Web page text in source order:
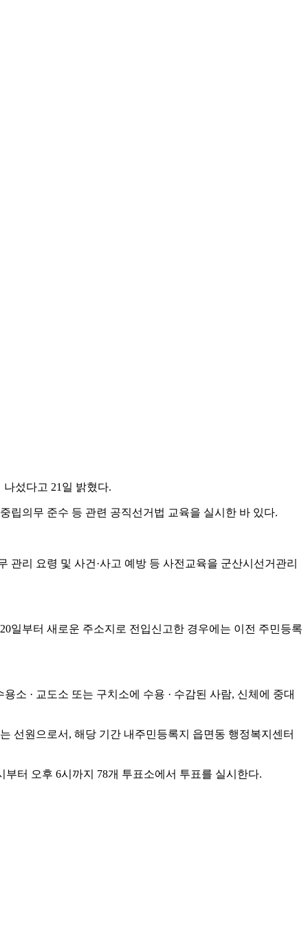
섰다고 21일 밝혔다.
립의무 준수 등 관련 공직선거법 교육을 실시한 바 있다.
관리 요령 및 사건·사고 예방 등 사전교육을 군산시선거관리
일부터 새로운 주소지로 전입신고한 경우에는 이전 주민등록
소 · 교도소 또는 구치소에 수용 · 수감된 사람, 신체에 중대
선원으로서, 해당 기간 내주민등록지 읍면동 행정복지센터
터 오후 6시까지 78개 투표소에서 투표를 실시한다.